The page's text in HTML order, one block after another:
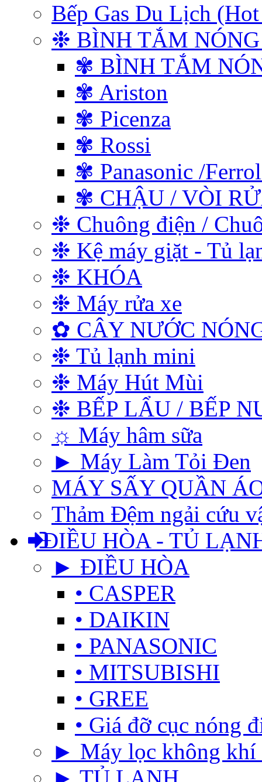
Bếp Gas Du Lịch
❉ BÌNH TẮM
✾ BÌNH TẮM
✾ Ariston
✾ Picenza
✾ Rossi
✾ Panasonic /
✾ CHẬU / VÒI
❉ Chuông điện /
❉ Kệ máy giặt - Tủ
❉ KHÓA
❉ Máy rửa xe
✿ CÂY NƯỚC
❉ Tủ lạnh mini
❉ Máy Hút Mùi
❉ BẾP LẨU / BẾP
☼ Máy hâm sữa
► Máy Làm Tỏi Đen
MÁY SẤY QUẦN
Thảm Đệm ngải cứu
ĐIỀU HÒA - TỦ
► ĐIỀU HÒA
• CASPER
• DAIKIN
• PANASONIC
• MITSUBISHI
• GREE
• Giá đỡ cục nóng
► Máy lọc không khí